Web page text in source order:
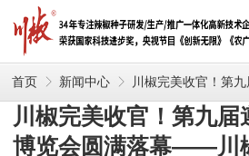
首页 新闻中心 川椒完美收官！第九届遵义
川椒完美收官！第九届
博览会圆满落幕——川